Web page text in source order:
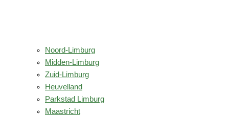
Noord-Limburg
Midden-Limburg
Zuid-Limburg
Heuvelland
Parkstad Limburg
Maastricht